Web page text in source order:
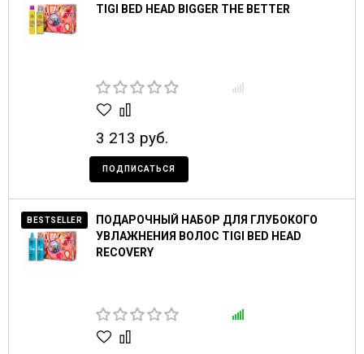
TIGI BED HEAD BIGGER THE BETTER
3 213 руб.
ПОДПИСАТЬСЯ
BESTSELLER
ПОДАРОЧНЫЙ НАБОР ДЛЯ ГЛУБОКОГО
УВЛАЖНЕНИЯ ВОЛОС TIGI BED HEAD
RECOVERY